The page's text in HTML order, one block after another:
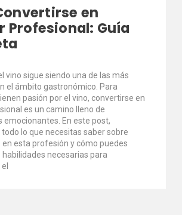
en
Profesional: Guía
vino sigue siendo una de las más
el ámbito gastronómico. Para
pasión por el vino, convertirse en
es un camino lleno de
emocionantes. En este post,
lo que necesitas saber sobre
esta profesión y cómo puedes
habilidades necesarias para